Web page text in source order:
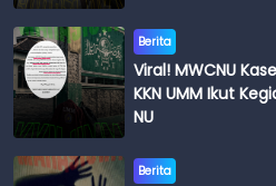
Berita
Viral! MWCNU
KKN UMM Ikut
NU
Berita